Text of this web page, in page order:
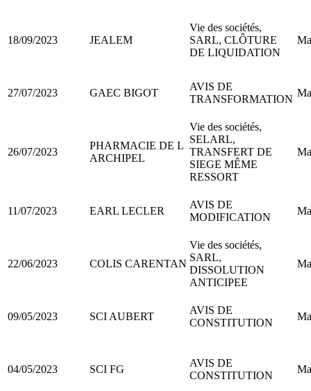
18/09/2023 JEALEM
Vie des sociétés,
SARL, CLÔTURE
DE LIQUIDATION
27/07/2023 GAEC BIGOT
AVIS DE
TRANSFORMATION
26/07/2023
PHARMACIE DE L
ARCHIPEL
Vie des sociétés,
SELARL,
TRANSFERT DE
SIEGE MÊME
RESSORT
11/07/2023 EARL LECLER
AVIS DE
MODIFICATION
22/06/2023 COLIS CARENTAN
Vie des sociétés,
SARL,
DISSOLUTION
ANTICIPEE
09/05/2023 SCI AUBERT
AVIS DE
CONSTITUTION
04/05/2023 SCI FG
AVIS DE
CONSTITUTION